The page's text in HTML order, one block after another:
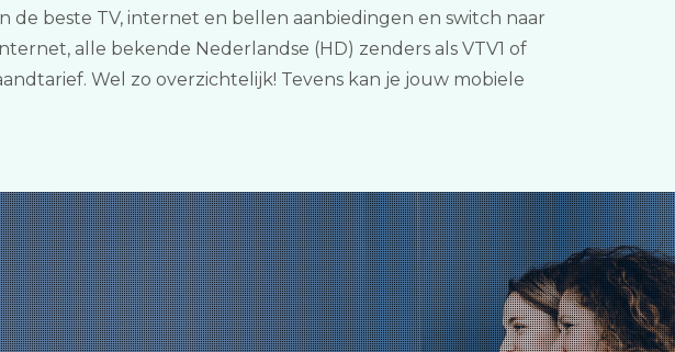
beste TV, internet en bellen aanbiedingen en switch naar
alle bekende Nederlandse (HD) zenders als VTV1 of
Wel zo overzichtelijk! Tevens kan je jouw mobiele